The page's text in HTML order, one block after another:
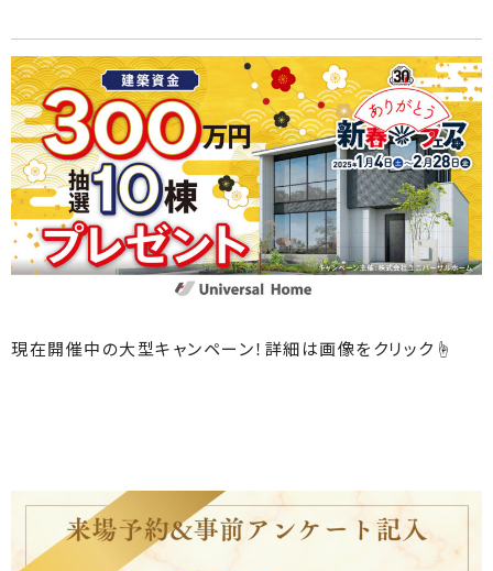
現在開催中の大型キャンペーン！詳細は画像をクリック☝